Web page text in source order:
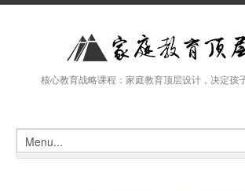
核心教育战略课程：家庭教育顶层设计，决定孩